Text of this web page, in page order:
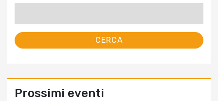
Prossimi eventi